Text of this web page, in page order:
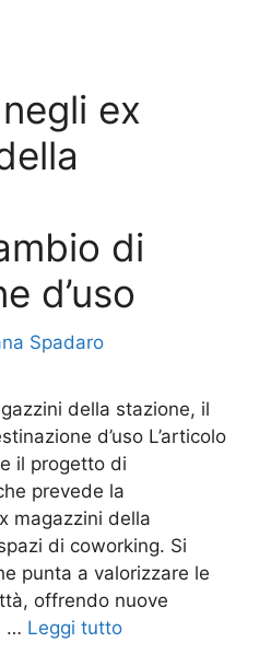
ex
di
d’uso
Spadaro
della stazione, il
d’uso L’articolo
il progetto di
prevede la
magazzini della
di coworking. Si
punta a valorizzare le
offrendo nuove
… Leggi tutto